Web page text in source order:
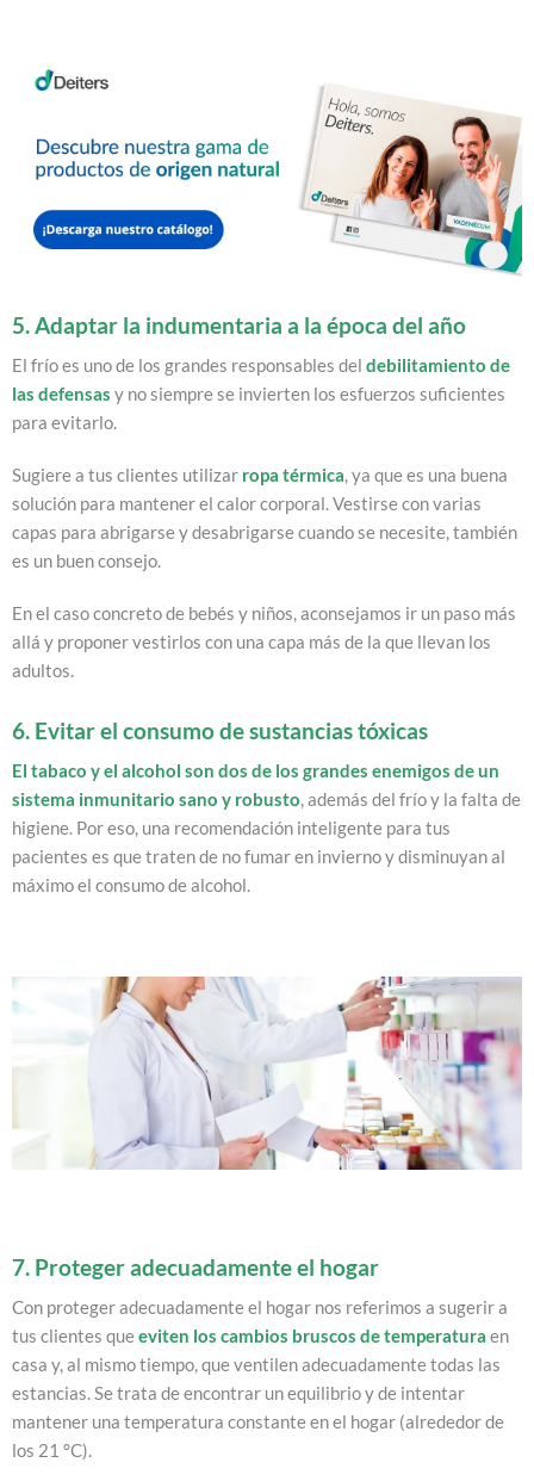
5. Adaptar la indumentaria a la época del año
El frío es uno de los grandes responsables del debilitamiento de
las defensas y no siempre se invierten los esfuerzos suficientes
para evitarlo.
Sugiere a tus clientes utilizar ropa térmica,ya quees una buena
solución para mantener el calor corporal. Vestirse con varias
capas para abrigarse y desabrigarse cuando se necesite, también
es un buen consejo.
En el caso concreto de bebés y niños, aconsejamos ir un paso más
allá y proponer vestirlos con una capa más de la que llevan los
adultos.
6. Evitar el consumo de sustancias tóxicas
El tabaco y el alcohol son dos de los grandes enemigos de un
sistema inmunitario sano y robusto, además del frío y la falta de
higiene. Por eso, una recomendación inteligente para tus
pacientes es que traten de no fumar en invierno y disminuyan al
máximo el consumo de alcohol.
7. Proteger adecuadamente el hogar
Con proteger adecuadamente el hogar nos referimos a sugerir a
tus clientes queeviten los cambios bruscos de temperatura en
casa y, al mismo tiempo, que ventilen adecuadamente todas las
estancias. Se trata de encontrar un equilibrio y de intentar
mantener una temperatura constante en el hogar (alrededor de
los 21 °C).